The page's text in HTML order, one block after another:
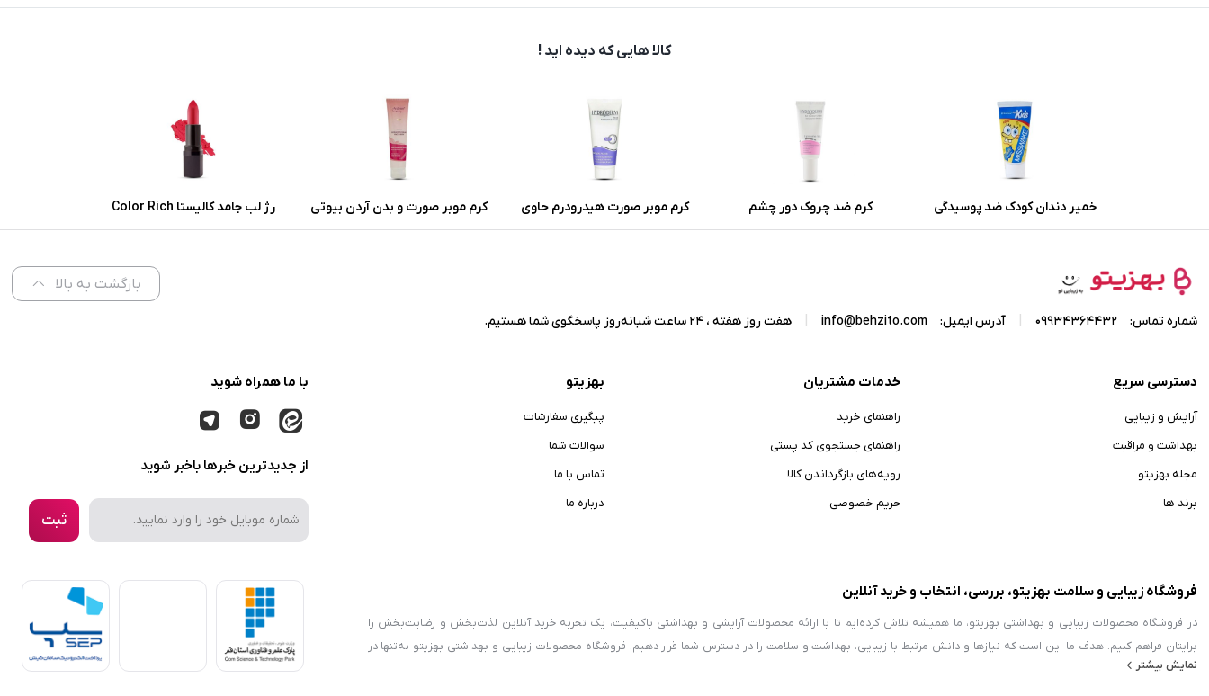
کالا هایی که دیده اید !
خمیر دندان کودک ضد پوسیدگی
میسویک باطعم موز و بلوبری
کرم ضد چروک دور چشم
هیدرودرم با خاصیت آنتی
کرم موبر صورت هیدرودرم حاوی
آلوئه ورا و گلیسیرین وزن 40 گرم
کرم موبر صورت و بدن آردن بیوتی
مدل سافت لاین پوست معمولی و
رژ لب جامد کالیستا Color Rich
شماره L57
بازگشت به بالا
شماره تماس: 09934364432 آدرس ایمیل: info@behzito.com هفت روز هفته ، 24 ساعت شبانه‌روز پاسخگوی شما هستیم.
دسترسی سریع
آرایش و زیبایی
بهداشت و مراقبت
مجله بهزیتو
برند ها
خدمات مشتریان
راهنمای خرید
راهنمای جستجوی کد پستی
رویه‌های بازگرداندن کالا
حریم خصوصی
بهزیتو
پیگیری سفارشات
سوالات شما
تماس با ما
درباره ما
با ما همراه شوید
از جدیدترین خبرها باخبر شوید
ثبت
فروشگاه زیبایی و سلامت بهزیتو، بررسی، انتخاب و خرید آنلاین
در فروشگاه محصولات زیبایی و بهداشتی بهزیتو، ما همیشه تلاش کرده‌ایم تا با ارائه محصولات آرایشی و بهداشتی باکیفیت، یک تجربه خرید آنلاین لذت‌بخش و رضایت‌بخش را
برایتان فراهم کنیم. هدف ما این است که نیازها و دانش مرتبط با زیبایی، بهداشت و سلامت را در دسترس شما قرار دهیم. فروشگاه محصولات زیبایی و بهداشتی بهزیتو نه‌تنها در
زمینه محصولات آرایشی و بهداشتی فعالیت می‌کند، بلکه با معرفی محصولات حوزه سلامت و محصولات ارگانیک، سعی دارد فرهنگ استفاده از کالاهای سالم و طبیعی را در سبد
نمایش بیشتر